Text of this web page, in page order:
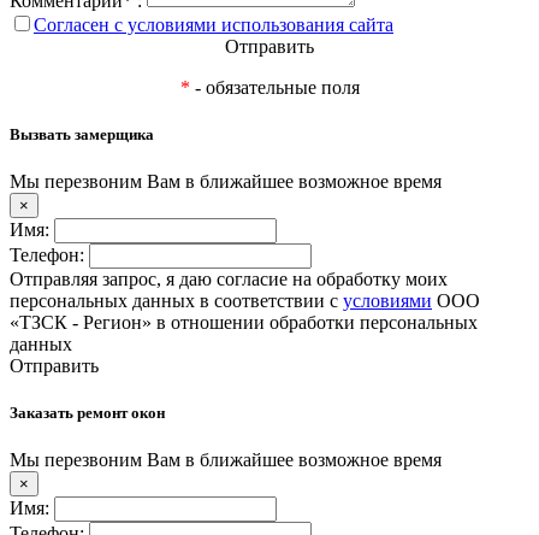
Согласен с условиями использования сайта
Отправить
* - обязательные поля
Вызвать замерщика
Мы перезвоним Вам в ближайшее возможное время
×
Имя:
Телефон:
Отправляя запрос, я даю согласие на обработку моих
персональных данных в соответствии с условиями ООО
«ТЗСК - Регион» в отношении обработки персональных
данных
Отправить
Заказать ремонт окон
Мы перезвоним Вам в ближайшее возможное время
×
Имя: